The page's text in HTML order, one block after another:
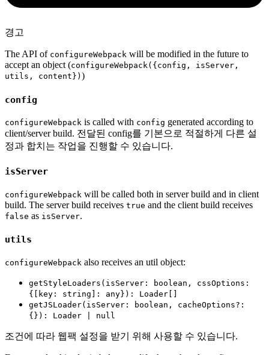
경고
The API of configureWebpack will be modified in the future to
accept an object (configureWebpack({config, isServer,
utils, content}) )
config
configureWebpack is called with config generated according to
client/server build. 전달된 config를 기본으로 적절하게 다른 설
정과 합치는 작업을 진행할 수 있습니다.
isServer
configureWebpack will be called both in server build and in client
build. The server build receives true and the client build receives
false as isServer.
utils
configureWebpack also receives an util object:
getStyleLoaders(isServer: boolean, cssOptions:
{[key: string]: any}): Loader[]
getJSLoader(isServer: boolean, cacheOptions?:
{}): Loader | null
조건에 따라 웹팩 설정을 받기 위해 사용할 수 있습니다.